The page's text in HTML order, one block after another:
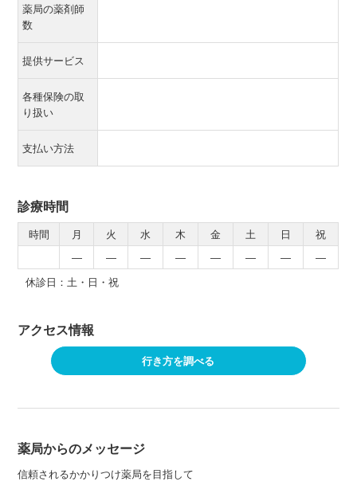
薬局の薬剤師
数
提供サービス
各種保険の取
り扱い
支払い方法
診療時間
時間 月 火 水 木 金 土 日
祝
―
― ― ― ― ― ―
―
休診日：土・日・祝
アクセス情報
行き方を調べる
薬局からのメッセージ
信頼されるかかりつけ薬局を目指して